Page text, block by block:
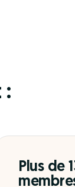
:
Plus de